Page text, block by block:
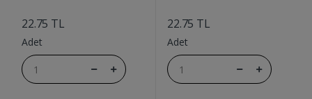
22.75 TL
Adet
22.75 TL
Adet